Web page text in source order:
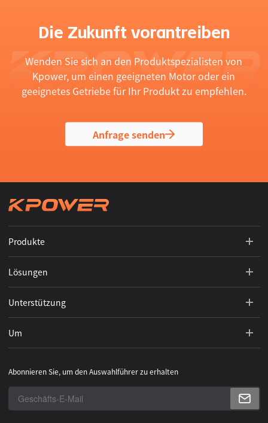
Die Zukunft vorantreiben
Wenden Sie sich an den Produktspezialisten von
Kpower, um einen geeigneten Motor oder ein
geeignetes Getriebe für Ihr Produkt zu empfehlen.
Anfrage senden
Produkte
Lösungen
Unterstützung
Um
Abonnieren Sie, um den Auswahlführer zu erhalten